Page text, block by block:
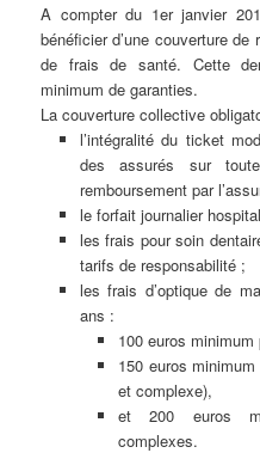
A compter du 1er janvier
bénéficier d’une couverture
de frais de santé. Cette
minimum de garanties.
La couverture collective
l’intégralité du ticket
des assurés sur
remboursement par
le forfait journalier
les frais pour soin
tarifs de responsabilité ;
les frais d’optique de
ans :
100 euros
150 euros
et complexe),
et 200 euros
complexes.